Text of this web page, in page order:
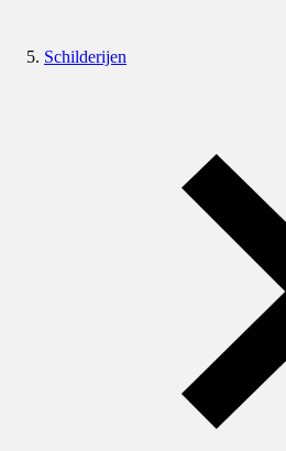
Schilderijen